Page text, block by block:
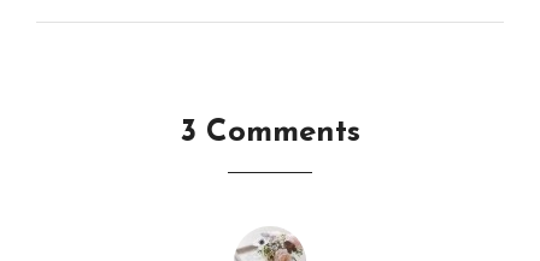
3 Comments